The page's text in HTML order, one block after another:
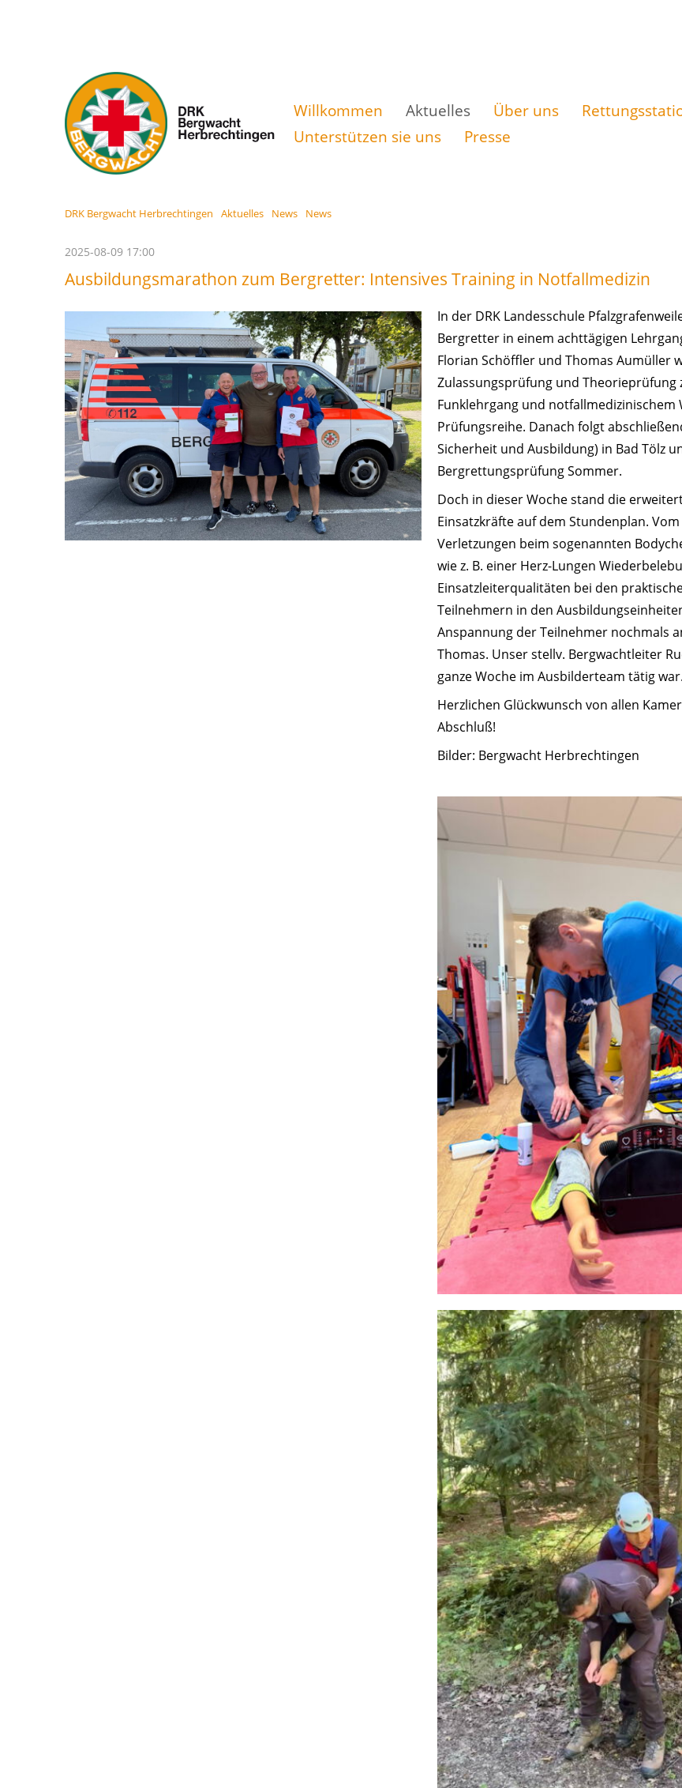
Navigation
Willkommen Aktuelles Über uns
Unterstützen sie uns
Presse
DRK Bergwacht Herbrechtingen Aktuelles News News
2025-08-09 17:00
Ausbildungsmarathon zum Bergretter: Intensives Training in Notfallmedizin
In der DRK Landesschule
Bergretter in einem achttägigen
Florian Schöffler und Thomas Aumüller
Zulassungsprüfung und
Funklehrgang und
Prüfungsreihe. Danach folgt
Sicherheit und Ausbildung) in Bad Tölz
Bergrettungsprüfung Sommer.
Doch in dieser Woche stand die
Einsatzkräfte auf dem Stundenplan.
Verletzungen beim sogenannten
wie z. B. einer Herz-Lungen
Einsatzleiterqualitäten bei den
Teilnehmern in den
Anspannung der Teilnehmer nochmals
Thomas. Unser stellv. Bergwachtleiter
ganze Woche im Ausbilderteam tätig war.
Herzlichen Glückwunsch von allen
Abschluß!
Bilder: Bergwacht Herbrechtingen